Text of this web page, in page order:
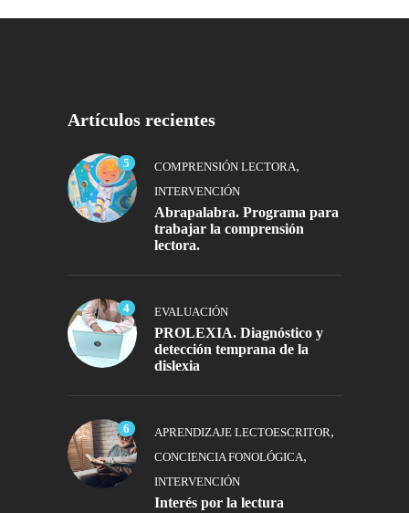
Artículos recientes
5 COMPRENSIÓN LECTORA,
INTERVENCIÓN
Abrapalabra. Programa para
trabajar la comprensión
lectora.
4 EVALUACIÓN
PROLEXIA. Diagnóstico y
detección temprana de la
dislexia
6 APRENDIZAJE LECTOESCRITOR,
CONCIENCIA FONOLÓGICA,
INTERVENCIÓN
Interés por la lectura